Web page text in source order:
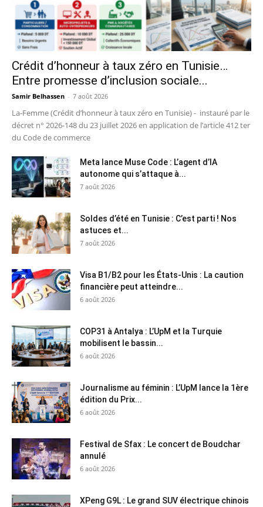
Crédit d’honneur à taux zéro en Tunisie…
Entre promesse d’inclusion sociale...
Samir Belhassen - 7 août 2026
La-Femme (Crédit d’honneur à taux zéro en Tunisie) - instauré par le
décret n° 2026-148 du 23 juillet 2026 en application de l’article 412 ter
du Code de commerce
Meta lance Muse Code : L’agent d’IA
autonome qui s’attaque à...
7 août 2026
Soldes d’été en Tunisie : C’est parti ! Nos
astuces et...
7 août 2026
Visa B1/B2 pour les États-Unis : La caution
financière peut atteindre...
6 août 2026
COP31 à Antalya : L’UpM et la Turquie
mobilisent le bassin...
6 août 2026
Journalisme au féminin : L’UpM lance la 1ère
édition du Prix...
6 août 2026
Festival de Sfax : Le concert de Boudchar
annulé
6 août 2026
XPeng G9L : Le grand SUV électrique chinois